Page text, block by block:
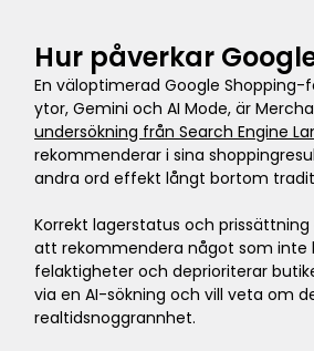
Hur påverkar
En väloptimerad Google
ytor, Gemini och AI Mode, är
undersökning från Search Engine
rekommenderar i sina
andra ord effekt långt bortom
Korrekt lagerstatus och
att rekommendera något som inte
felaktigheter och deprioriterar
via en AI-sökning och vill veta om
realtidsnoggrannhet.